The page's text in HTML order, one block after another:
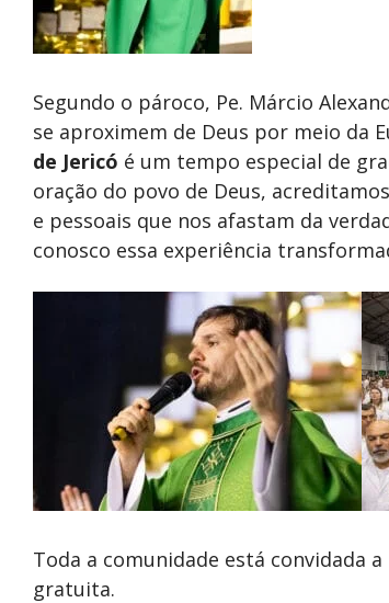
Segundo o pároco, Pe. Márcio
se aproximem de Deus por meio da
de Jericó é um tempo especial de
oração do povo de Deus,
e pessoais que nos afastam da
conosco essa experiência
Toda a comunidade está convidada
gratuita.